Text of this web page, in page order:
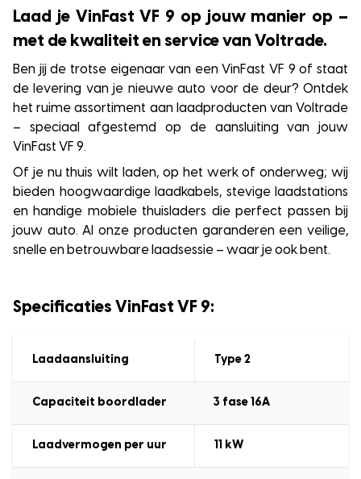
Laad je VinFast VF 9 op jouw manier op –
met de kwaliteit en service van Voltrade.
Ben jij de trotse eigenaar van een VinFast VF 9 of staat
de levering van je nieuwe auto voor de deur? Ontdek
het ruime assortiment aan laadproducten van Voltrade
– speciaal afgestemd op de aansluiting van jouw
VinFast VF 9.
Of je nu thuis wilt laden, op het werk of onderweg; wij
bieden hoogwaardige laadkabels, stevige laadstations
en handige mobiele thuisladers die perfect passen bij
jouw auto. Al onze producten garanderen een veilige,
snelle en betrouwbare laadsessie – waar je ook bent.
Specificaties VinFast VF 9:
Laadaansluiting Type 2
Capaciteit boordlader 3 fase 16A
Laadvermogen per uur 11 kW